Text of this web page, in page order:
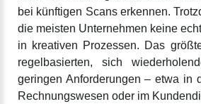
bei künftigen Scans erkennen.
die meisten Unternehmen keine
in kreativen Prozessen. Das
regelbasierten, sich
geringen Anforderungen – etwa in
Rechnungswesen oder im